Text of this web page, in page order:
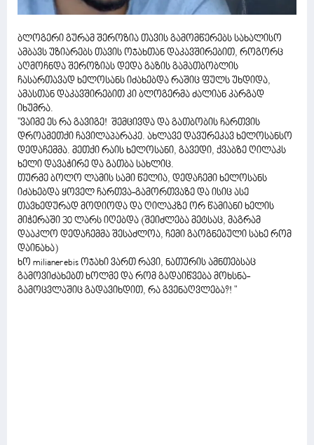
ბლოგერი გურამ შეროზია თავის გამომწერებს სახალისო
ამბავს უზიარებს თავის ოჯახთან დაკავშირებით, როგორც
აღმოჩნდა შეროზიას დედა გაზის გამათბობლის
ჩასართავად ხელოსანს იძახებდა რაშიც ფულს უხდიდა,
ამასთან დაკავშირებით კი ბლოგერმა ძალიან კარგად
იხუმრა.
"ვაიმე ეს რა გავიგე! შემცივდა და გათბობის ჩართვის
დროამეთქი ჩავილაპარაკე. ახლავე დავურეკავ ხელოსანსო
დედაჩემმა. მეთქი რაის ხელოსანი, გავედი, ქვაბზე ღილაკს
ხელი დავაჭირე და გათბა სახლიც.
თურმე ბოლო ლამის სამი წელია, დედაჩემი ხელოსანს
იძახებდა ყოველ ჩართვა-გამორთვაზე და ისიც ასე
თავხედურად მოდიოდა და ღილაკზე ორ წამიანი ხელის
მიჭერაში 30 ლარს იღებდა (შეიძლება მეტსაც, მაგრამ
დააკლო დედაჩემმა შესაძლოა, ჩემი გაოგნებული სახე რომ
დაინახა)
ხო milianerebis ოჯახი ვართ რავი, ნათურის ამნთებსაც
გამოვიძახებთ ხოლმე და რომ გადაიწვება მოხსნა-
გამოცვლაშიც გადავიხდით, რა გვენაღვლება?! "